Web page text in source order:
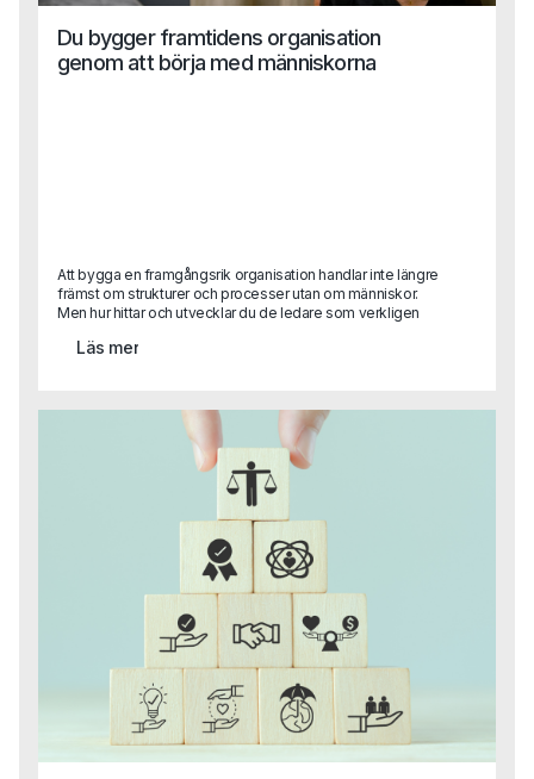
Du bygger framtidens organisation
genom att börja med människorna
Att bygga en framgångsrik organisation handlar inte längre
främst om strukturer och processer utan om människor.
Men hur hittar och utvecklar du de ledare som verkligen
delar en av Capas grundare Sara Heimer med sig av
Läs mer